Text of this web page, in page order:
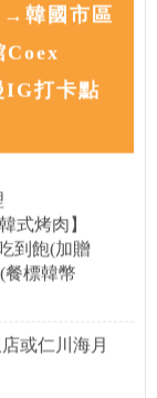
→韓國市區
Coex
打卡點
式烤肉】
到飽(加贈
餐標韓幣
或仁川海月